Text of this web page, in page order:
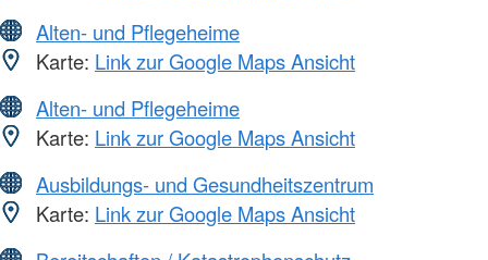
Alten- und Pflegeheime
Karte: Link zur Google Maps Ansicht
Alten- und Pflegeheime
Karte: Link zur Google Maps Ansicht
Ausbildungs- und Gesundheitszentrum
Karte: Link zur Google Maps Ansicht